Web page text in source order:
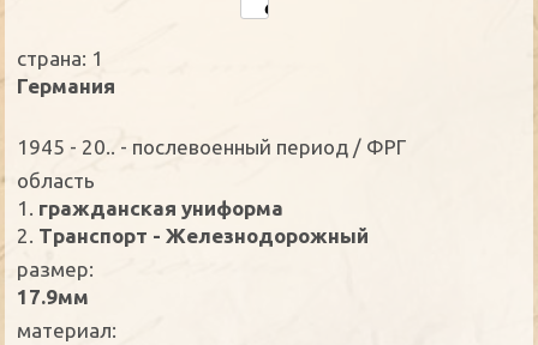
страна: 1
Германия
1945 - 20.. - послевоенный период / ФРГ
oбласть
1. гражданская униформа
2. Транспорт - Железнодорожный
размер:
17.9мм
материал: